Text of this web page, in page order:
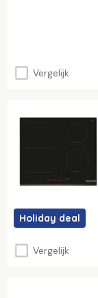
Vergelijk
Holiday deal
Vergelijk